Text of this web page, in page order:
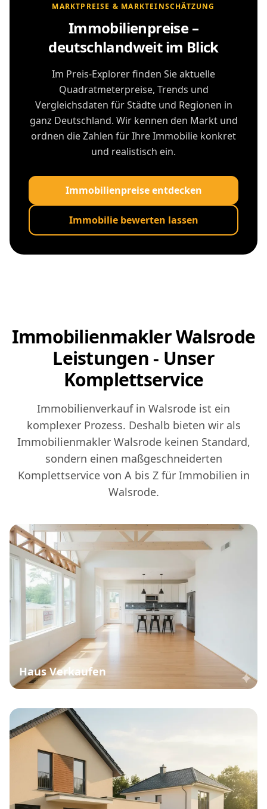
MARKTPREISE & MARKTEINSCHÄTZUNG
Immobilienpreise –
deutschlandweit im Blick
Im Preis-Explorer finden Sie aktuelle
Quadratmeterpreise, Trends und
Vergleichsdaten für Städte und Regionen in
ganz Deutschland. Wir kennen den Markt und
ordnen die Zahlen für Ihre Immobilie konkret
und realistisch ein.
Immobilienpreise entdecken
Immobilie bewerten lassen
Immobilienmakler Walsrode
Leistungen - Unser
Komplettservice
Immobilienverkauf in Walsrode ist ein
komplexer Prozess. Deshalb bieten wir als
Immobilienmakler Walsrode keinen Standard,
sondern einen maßgeschneiderten
Komplettservice von A bis Z für Immobilien in
Walsrode.
Haus Verkaufen